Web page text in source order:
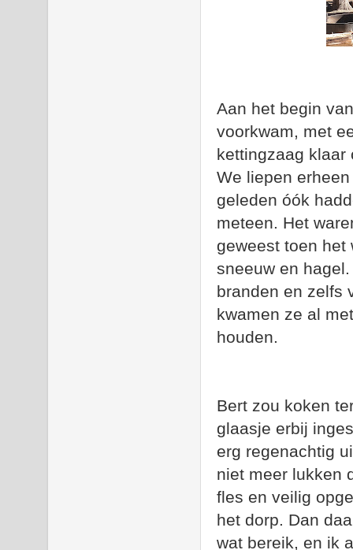
Aan het begin
voorkwam, met
kettingzaag klaar
We liepen
geleden óók
meteen. Het
geweest toen het
sneeuw en
branden en zelfs
kwamen ze al
houden.
Bert zou koken
glaasje erbij
erg regenachtig
niet meer lukken
fles en veilig
het dorp. Dan
wat bereik, en ik